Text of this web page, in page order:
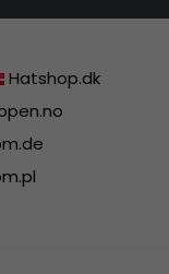
Hatshop.dk